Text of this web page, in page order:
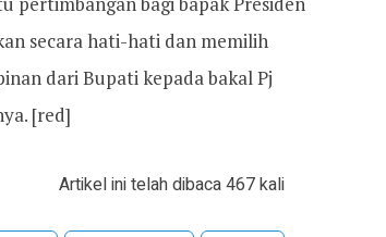
secara hati-hati dan memilih
dari Bupati kepada bakal Pj
[red]
Artikel ini telah dibaca 467 kali